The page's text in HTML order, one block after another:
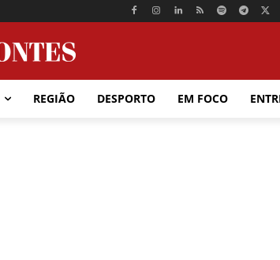
REGIÃO DESPORTO EM FOCO